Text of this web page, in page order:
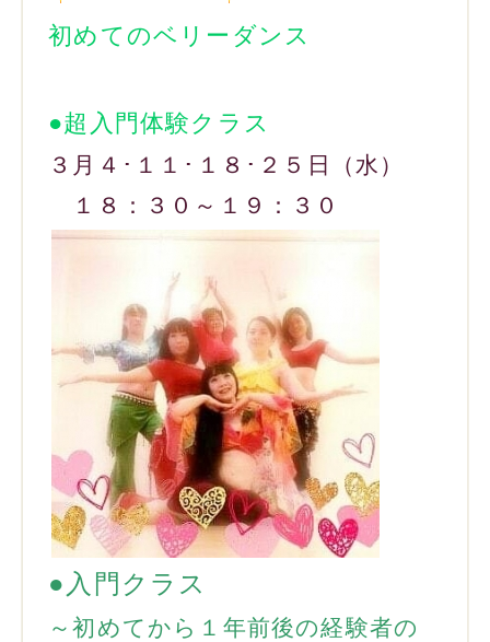
初めてのベリーダンス
●超入門体験クラス
３月４･１１･１８･２５日（水）
１８：３０～１９：３０
●入門クラス
～初めてから１年前後の経験者の